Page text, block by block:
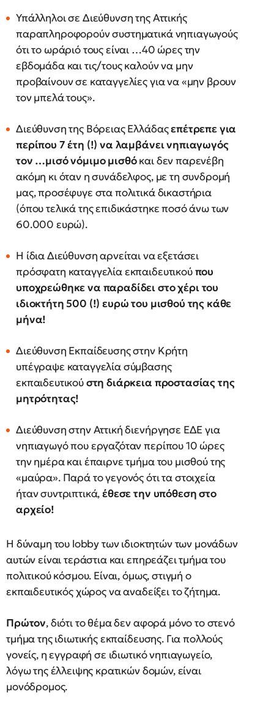
Υπάλληλοι σε Διεύθυνση της Αττικής
παραπληροφορούν συστηματικά νηπιαγωγούς
ότι το ωράριό τους είναι …40 ώρες την
εβδομάδα και τις/τους καλούν να μην
προβαίνουν σε καταγγελίες για να «μην βρουν
τον μπελά τους».
Διεύθυνση της Βόρειας Ελλάδαςεπέτρεπε για
περίπου 7 έτη (!) να λαμβάνει νηπιαγωγός
τον …μισό νόμιμο μισθόκαι δεν παρενέβη
ακόμη κι όταν η συνάδελφος, με τη συνδρομή
μας, προσέφυγε στα πολιτικά δικαστήρια
(όπου τελικά της επιδικάστηκε ποσό άνω των
60.000 ευρώ).
Η ίδια Διεύθυνση αρνείται να εξετάσει
πρόσφατη καταγγελία εκπαιδευτικούπου
υποχρεώθηκε να παραδίδει στο χέρι του
ιδιοκτήτη 500 (!) ευρώ του μισθού της κάθε
μήνα!
Διεύθυνση Εκπαίδευσης στην Κρήτη
υπέγραψε καταγγελία σύμβασης
εκπαιδευτικούστη διάρκεια προστασίας της
μητρότητας!
Διεύθυνση στην Αττική διενήργησε ΕΔΕ για
νηπιαγωγό που εργαζόταν περίπου 10 ώρες
την ημέρα και έπαιρνε τμήμα του μισθού της
«μαύρα». Παρά το γεγονός ότι τα στοιχεία
ήταν συντριπτικά,έθεσε την υπόθεση στο
αρχείο!
Η δύναμη του lobby των ιδιοκτητών των μονάδων
αυτών είναι τεράστια και επηρεάζει τμήμα του
πολιτικού κόσμου. Είναι, όμως, στιγμή ο
εκπαιδευτικός χώρος να αναδείξει το ζήτημα.
Πρώτον, διότι το θέμα δεν αφορά μόνο το στενό
τμήμα της ιδιωτικής εκπαίδευσης. Για πολλούς
γονείς, η εγγραφή σε ιδιωτικό νηπιαγωγείο,
λόγω της έλλειψης κρατικών δομών, είναι
μονόδρομος.